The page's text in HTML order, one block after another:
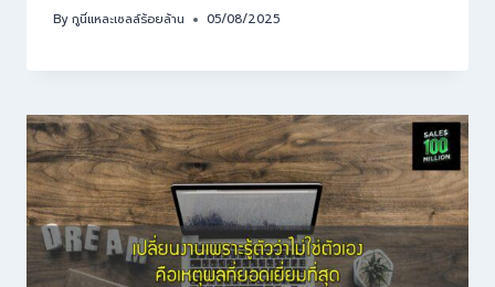
Byกูนี่แหละเซลล์ร้อยล้าน 05/08/2025